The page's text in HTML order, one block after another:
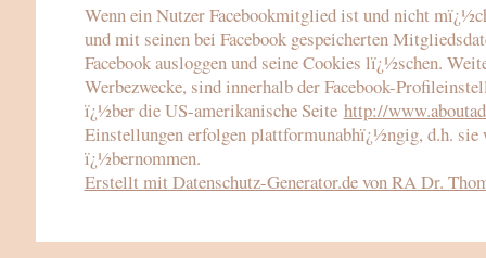
Wenn ein Nutzer Facebookmitglied ist und nicht
und mit seinen bei Facebook gespeicherten
Facebook ausloggen und seine Cookies lï¿½schen.
Werbezwecke, sind innerhalb der Facebook-
ï¿½ber die US-amerikanische Seite http://
Einstellungen erfolgen plattformunabhï¿½ngig, d.h.
ï¿½bernommen.
Erstellt mit Datenschutz-Generator.de von RA Dr.